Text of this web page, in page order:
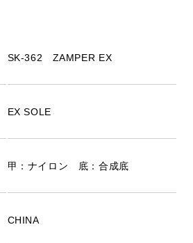
SK-362 ZAMPER EX
EX SOLE
甲：ナイロン 底：合成底
CHINA